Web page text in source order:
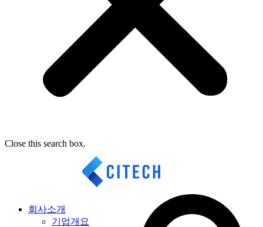
Close this search box.
회사소개
기업개요